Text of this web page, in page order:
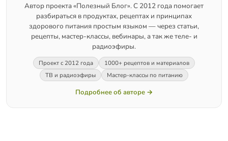
Автор проекта «Полезный Блог». С 2012 года помогает
разбираться в продуктах, рецептах и принципах
здорового питания простым языком — через статьи,
рецепты, мастер-классы, вебинары, а так же теле- и
радиоэфиры.
Проект с 2012 года
1000+ рецептов и материалов
ТВ и радиоэфиры
Мастер-классы по питанию
Подробнее об авторе →